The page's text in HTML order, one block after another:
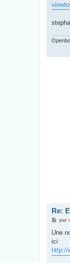
Re:
M
s
a
g
e
par
Une
ici
http://